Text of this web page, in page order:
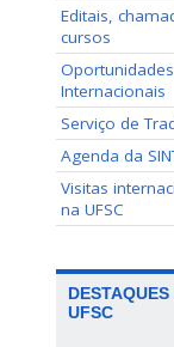
Editais,
cursos
Oportunidades
Internacionais
Serviço de
Agenda da
Visitas
na UFSC
DESTAQUES
UFSC